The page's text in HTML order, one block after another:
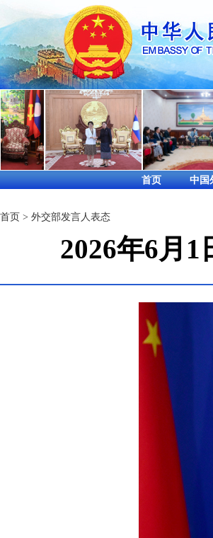
首页 中国
首页 > 外交部发言人表态
2026年6月